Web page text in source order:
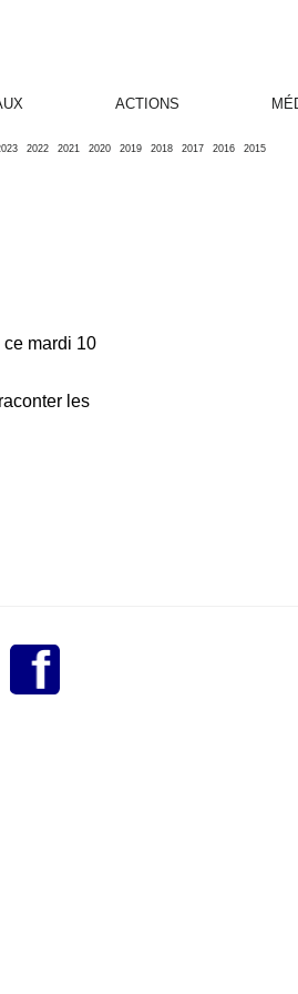
2022 2021 2020 2019 2018 2017 2016
2015
ACTIONS
mardi 10
les